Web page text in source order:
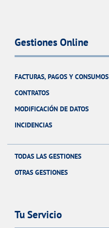
Gestiones Online
FACTURAS, PAGOS Y CONSUMOS
CONTRATOS
MODIFICACIÓN DE DATOS
INCIDENCIAS
TODAS LAS GESTIONES
OTRAS GESTIONES
Tu Servicio